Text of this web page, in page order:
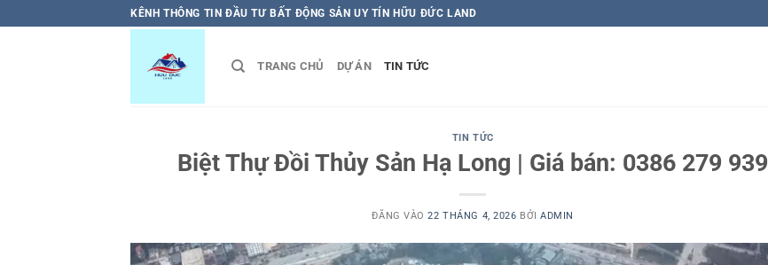
qua
KÊNH THÔNG TIN ĐẦU TƯ BẤT ĐỘNG SẢN UY TÍN HỮU ĐỨC LAND
TRANG CHỦ DỰ ÁN TIN TỨC
TIN TỨC
Biệt Thự Đồi Thủy Sản Hạ Long | Giá bán: 0386 279 939
ĐĂNG VÀO22 THÁNG 4, 2026 BỞIADMIN